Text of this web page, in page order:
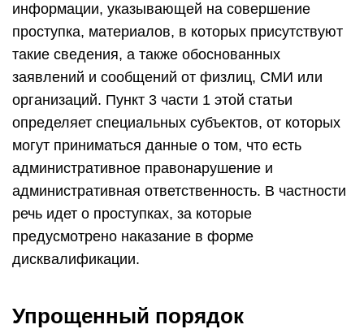
информации, указывающей на совершение
проступка, материалов, в которых присутствуют
такие сведения, а также обоснованных
заявлений и сообщений от физлиц, СМИ или
организаций. Пункт 3 части 1 этой статьи
определяет специальных субъектов, от которых
могут приниматься данные о том, что есть
административное правонарушение и
административная ответственность. В частности
речь идет о проступках, за которые
предусмотрено наказание в форме
дисквалификации.
Упрощенный порядок